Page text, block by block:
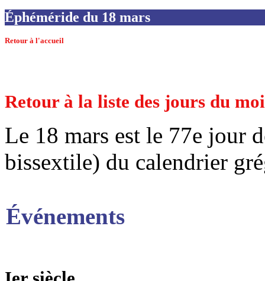
Éphéméride du 18 mars
Retour à l'accueil
Retour à la liste des jours du
Le 18 mars est le 77e jour
bissextile) du calendrier
Événements